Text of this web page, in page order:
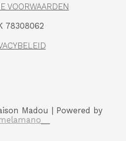
VOORWAARDEN
78308062
Madou | Powered by